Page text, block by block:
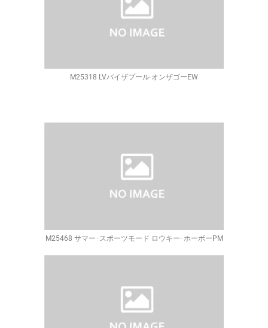
M25318 LVバイザプール オンザゴーEW
M25468 サマー･スポーツモード ロウキー･ホーボーPM